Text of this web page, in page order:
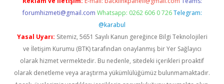
forumhizmeti@gmail.com Whatsapp: 0262 606 0 726 Telegram:
@karabul
Yasal Uyarı: Sitemiz, 5651 Sayılı Kanun gereğince Bilgi Teknolojileri
ve İletişim Kurumu (BTK) tarafından onaylanmış bir Yer Sağlayıcı
olarak hizmet vermektedir. Bu nedenle, sitedeki içerikleri proaktif
olarak denetleme veya araştırma yükümlülüğümüz bulunmamaktadır.